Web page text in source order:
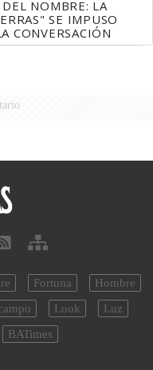
DEL NOMBRE: LA
SE IMPUSO
CONVERSACIÓN
Fortuna
Hombre
Look
Luz
BATimes